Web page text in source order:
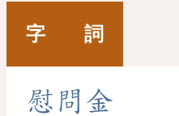
字 詞
慰 問 金